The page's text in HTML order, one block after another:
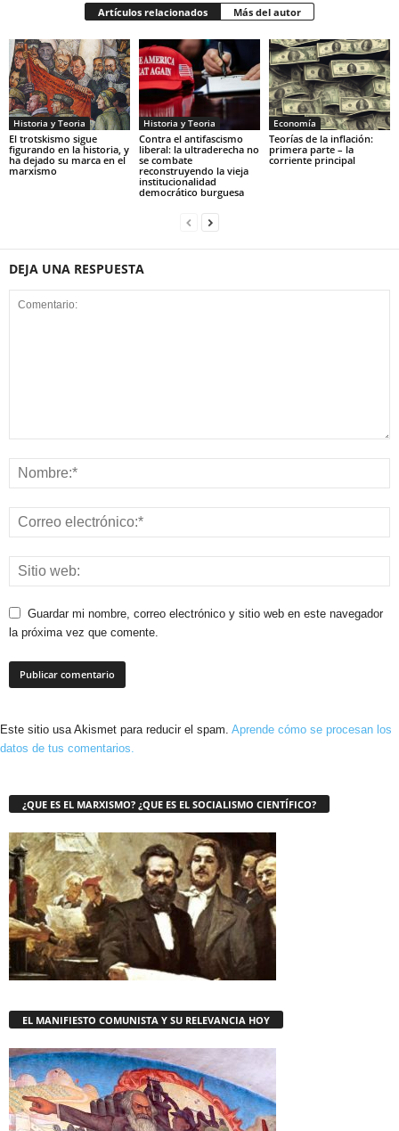
Artículos relacionados Más del autor
Historia y Teoria
El trotskismo sigue
figurando en la historia, y
ha dejado su marca en el
marxismo
Historia y Teoria
Contra el antifascismo
liberal: la ultraderecha no
se combate
reconstruyendo la vieja
institucionalidad
democrático burguesa
Economía
Teorías de la inflación:
primera parte – la
corriente principal
DEJA UNA RESPUESTA
Guardar mi nombre, correo electrónico y sitio web en este navegador
la próxima vez que comente.
Este sitio usa Akismet para reducir el spam. Aprende cómo se procesan los
datos de tus comentarios.
¿QUE ES EL MARXISMO? ¿QUE ES EL SOCIALISMO CIENTÍFICO?
EL MANIFIESTO COMUNISTA Y SU RELEVANCIA HOY